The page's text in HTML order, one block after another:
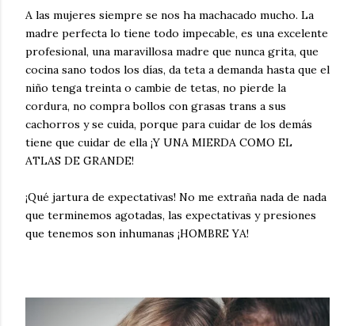
A las mujeres siempre se nos ha machacado mucho. La
madre perfecta lo tiene todo impecable, es una excelente
profesional, una maravillosa madre que nunca grita, que
cocina sano todos los días, da teta a demanda hasta que el
niño tenga treinta o cambie de tetas, no pierde la
cordura, no compra bollos con grasas trans a sus
cachorros y se cuida, porque para cuidar de los demás
tiene que cuidar de ella ¡Y UNA MIERDA COMO EL
ATLAS DE GRANDE!
¡Qué jartura de expectativas! No me extraña nada de nada
que terminemos agotadas, las expectativas y presiones
que tenemos son inhumanas ¡HOMBRE YA!